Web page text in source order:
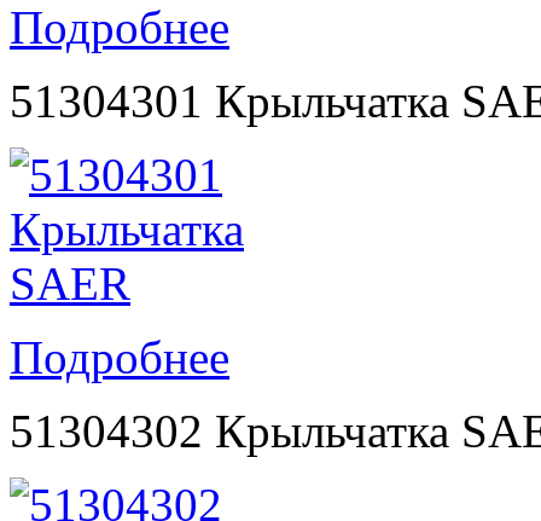
Подробнее
51304301 Крыльчатка
Подробнее
51304302 Крыльчатка